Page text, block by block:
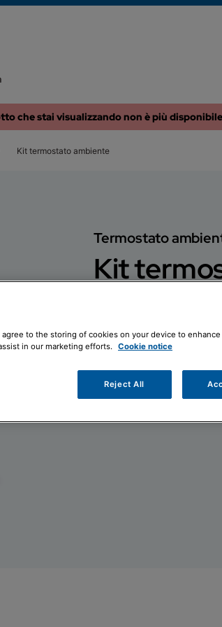
che stai visualizzando non è più
Kit termostato ambiente
Termostato
Kit
Abbinabile a tutte le
Trova il tuo
agree to the storing of cookies on your device to
in our marketing efforts. Cookie notice
Reject All